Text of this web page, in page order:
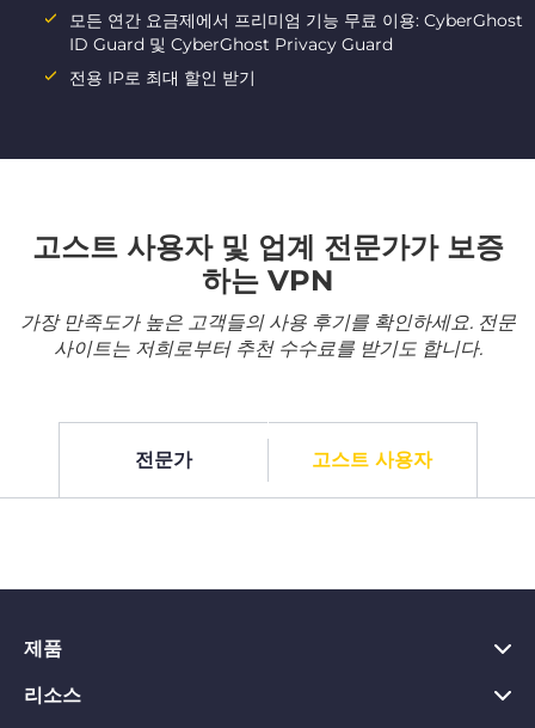
모든 연간 요금제에서 프리미엄 기능 무료 이용: CyberGhost
ID Guard 및 CyberGhost Privacy Guard
전용 IP로 최대 할인 받기
고스트 사용자 및 업계 전문가가 보증
하는 VPN
가장 만족도가 높은 고객들의 사용 후기를 확인하세요. 전문
사이트는 저희로부터 추천 수수료를 받기도 합니다.
전문가 고스트 사용자
제품
PC용 VPN
리소스